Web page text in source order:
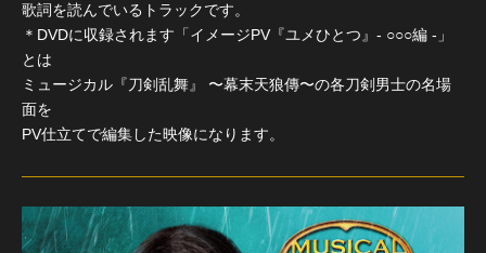
歌詞を読んでいるトラックです。
＊DVDに収録されます「イメージPV『ユメひとつ』- ○○○編 -」
とは
ミュージカル『刀剣乱舞』 〜幕末天狼傳〜の各刀剣男士の名場
面を
PV仕立てで編集した映像になります。